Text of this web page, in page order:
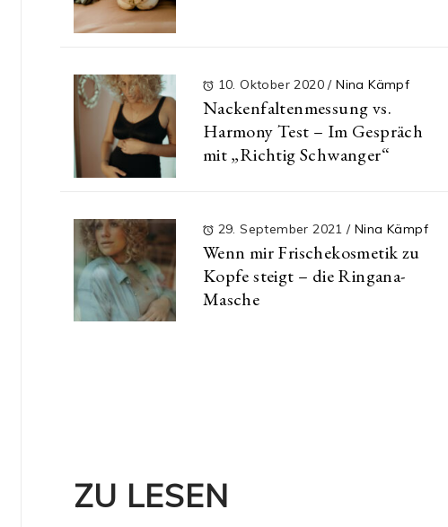
10. Oktober 2020/ Nina Kämpf
Nackenfaltenmessung vs.
Harmony Test – Im Gespräch
mit „Richtig Schwanger“
29. September 2021/ Nina Kämpf
Wenn mir Frischekosmetik zu
Kopfe steigt – die Ringana-
Masche
ZU LESEN